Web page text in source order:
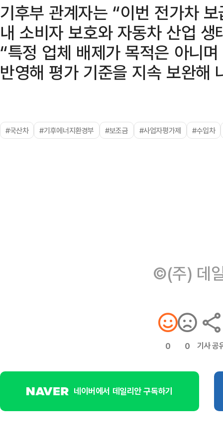
기후부 관계자는 “이번 전가차
내 소비자 보호와 자동차 산업
“특정 업체 배제가 목적은 아니
반영해 평가 기준을 지속 보완해
#국산차 #기후에너지환경부 #보조금 #사업자평가제 #수입차
©(주) 데
0 0 기사 공
네이버에서 데일리안 구독하기